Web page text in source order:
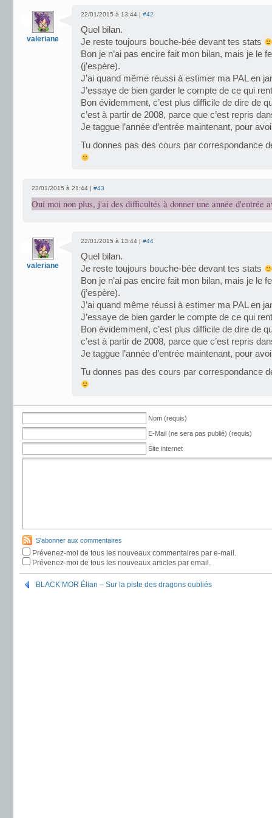
valeriane
22/01/2015 à 13:44 | #42
Quel bilan.
Je reste toujours bouche-bée devant tes stats
Bon je n’ai pas encire fait mon bilan, mais je le
(j’espère).
J’ai quand même réussi à estimer ma PAL en
J’essaye de bien garder le compte de ce qui
Bon évidemment, c’est plus difficile de dire de
c’est à partir de 2008, parce que c’est repris
Je taggue l’année d’entrée maintenant, pour
Tu donnes pas des cours par correspondance
23/01/2015 à 21:44 | #43
Oui moi non plus, j'ai des difficultés à donner une année d'entrée
valeriane
22/01/2015 à 13:44 | #44
Quel bilan.
Je reste toujours bouche-bée devant tes stats
Bon je n’ai pas encire fait mon bilan, mais je le
(j’espère).
J’ai quand même réussi à estimer ma PAL en
J’essaye de bien garder le compte de ce qui
Bon évidemment, c’est plus difficile de dire de
c’est à partir de 2008, parce que c’est repris
Je taggue l’année d’entrée maintenant, pour
Tu donnes pas des cours par correspondance
Nom (requis)
E-Mail (ne sera pas publié) (requis)
Site internet
S'abonner aux commentaires
Prévenez-moi de tous les nouveaux commentaires par e-mail.
Prévenez-moi de tous les nouveaux articles par email.
BLACK’MOR Élian – Sur la piste des dragons oubliés